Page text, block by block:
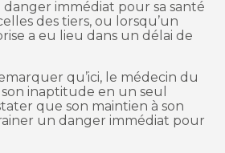
immédiat pour sa santé
des tiers, ou lorsqu’un
a eu lieu dans un délai de
qu’ici, le médecin du
inaptitude en un seul
que son maintien à son
un danger immédiat pour